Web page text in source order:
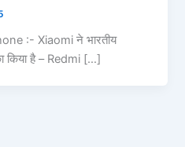
:- Xiaomi ने भारतीय
किया है – Redmi […]